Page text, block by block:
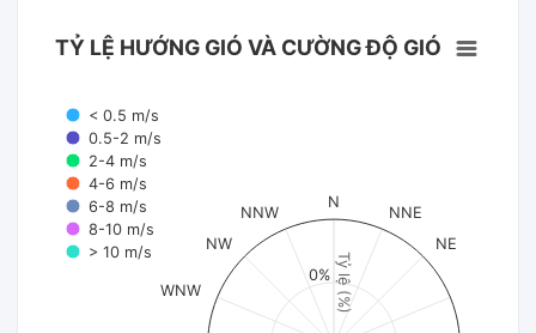
Tỷ lệ (%)
TỶ LỆ HƯỚNG GIÓ VÀ CƯỜNG ĐỘ GIÓ
< 0.5 m/s
0.5-2 m/s
2-4 m/s
4-6 m/s
6-8 m/s
8-10 m/s
> 10 m/s
N
NNE
NE
WNW
NW
NNW
0%